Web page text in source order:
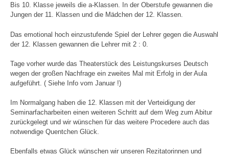
Bis 10. Klasse jeweils die a-Klassen. In der Oberstufe gewannen die
Jungen der 11. Klassen und die Mädchen der 12. Klassen.
Das emotional hoch einzustufende Spiel der Lehrer gegen die Auswahl
der 12. Klassen gewannen die Lehrer mit 2 : 0.
Tage vorher wurde das Theaterstück des Leistungskurses Deutsch
wegen der großen Nachfrage ein zweites Mal mit Erfolg in der Aula
aufgeführt. ( Siehe Info vom Januar !)
Im Normalgang haben die 12. Klassen mit der Verteidigung der
Seminarfacharbeiten einen weiteren Schritt auf dem Weg zum Abitur
zurückgelegt und wir wünschen für das weitere Procedere auch das
notwendige Quentchen Glück.
Ebenfalls etwas Glück wünschen wir unseren Rezitatorinnen und